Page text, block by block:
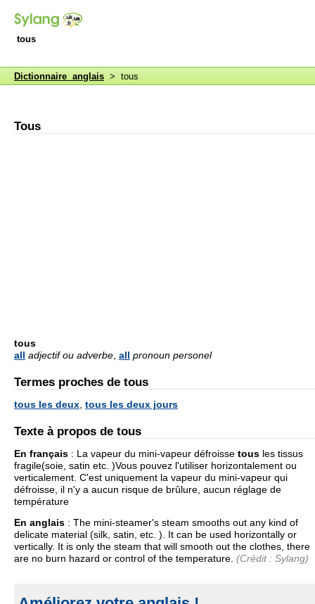
tous
Dictionnaire anglais > tous
Tous
tous
all adjectif ou adverbe all pronoun personel
Termes proches de tous
tous les deux tous les deux jours
Texte à propos de tous
En français : La vapeur du mini-vapeur défroisse tous les tissus
fragile(soie, satin etc. )Vous pouvez l'utiliser horizontalement ou
verticalement. C'est uniquement la vapeur du mini-vapeur qui
défroisse, il n'y a aucun risque de brûlure, aucun réglage de
température
En anglais : The mini-steamer's steam smooths out any kind of
delicate material (silk, satin, etc. ). It can be used horizontally or
vertically. It is only the steam that will smooth out the clothes, there
are no burn hazard or control of the temperature. (Crédit : Sylang)